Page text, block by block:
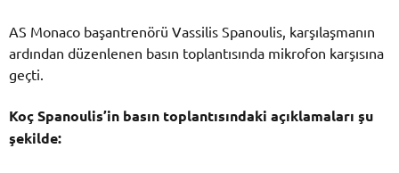
AS Monaco başantrenörü Vassilis Spanoulis, karşılaşmanın
ardından düzenlenen basın toplantısında mikrofon karşısına
geçti.
Koç Spanoulis’in basın toplantısındaki açıklamaları şu
şekilde: